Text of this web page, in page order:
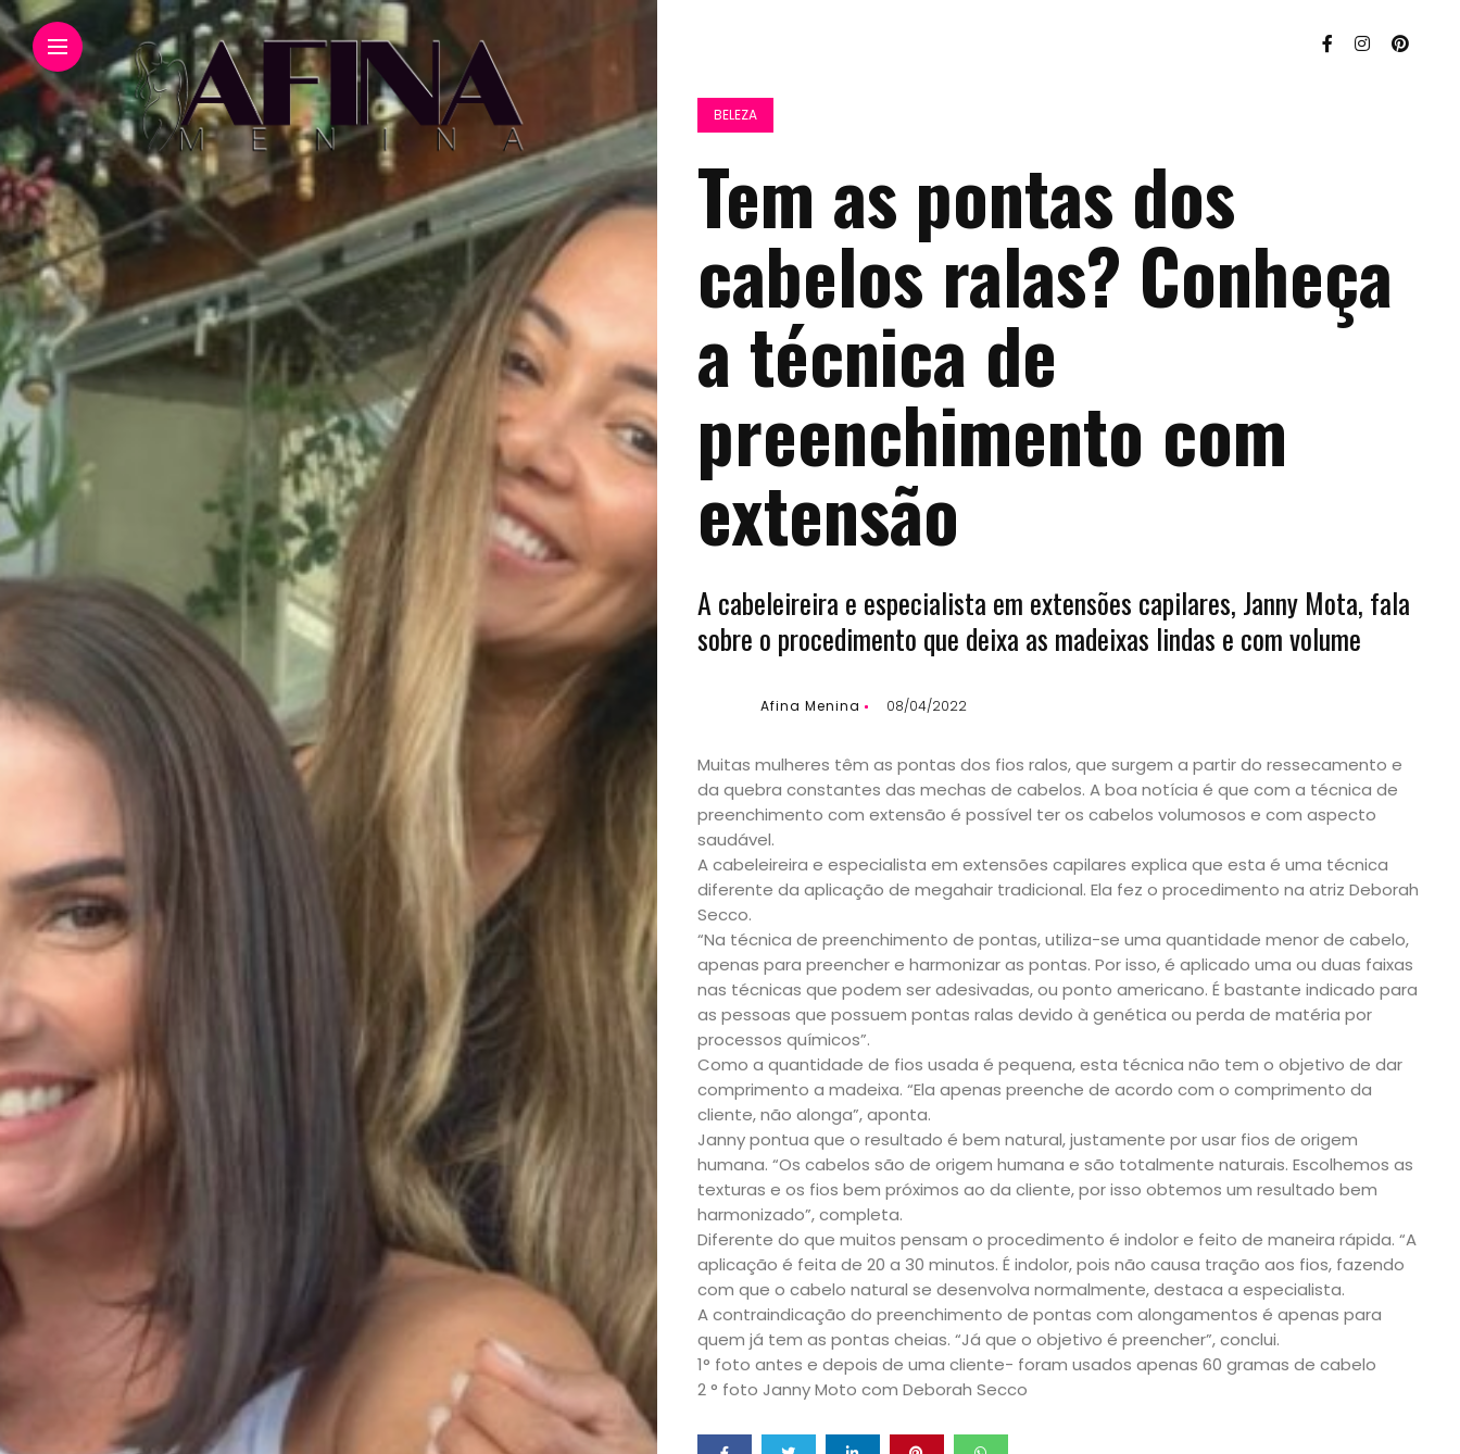
Início
Academia
Beleza
Bora
lá!
Casa
e
Decoração
Exclusiva
Homem
Mães
BELEZA
Tem as pontas dos
cabelos ralas? Conheça
a técnica de
preenchimento com
extensão
A cabeleireira e especialista em extensões capilares, Janny Mota, fala
sobre o procedimento que deixa as madeixas lindas e com volume
Afina Menina 08/04/2022
Muitas mulheres têm as pontas dos fios ralos, que surgem a partir do ressecamento e
da quebra constantes das mechas de cabelos. A boa notícia é que com a técnica de
preenchimento com extensão é possível ter os cabelos volumosos e com aspecto
saudável.
A cabeleireira e especialista em extensões capilares explica que esta é uma técnica
diferente da aplicação de megahair tradicional. Ela fez o procedimento na atriz Deborah
Secco.
“Na técnica de preenchimento de pontas, utiliza-se uma quantidade menor de cabelo,
apenas para preencher e harmonizar as pontas. Por isso, é aplicado uma ou duas faixas
nas técnicas que podem ser adesivadas, ou ponto americano. É bastante indicado para
as pessoas que possuem pontas ralas devido à genética ou perda de matéria por
processos químicos”.
Como a quantidade de fios usada é pequena, esta técnica não tem o objetivo de dar
comprimento a madeixa. “Ela apenas preenche de acordo com o comprimento da
cliente, não alonga”, aponta.
Janny pontua que o resultado é bem natural, justamente por usar fios de origem
humana. “Os cabelos são de origem humana e são totalmente naturais. Escolhemos as
texturas e os fios bem próximos ao da cliente, por isso obtemos um resultado bem
harmonizado”, completa.
Diferente do que muitos pensam o procedimento é indolor e feito de maneira rápida. “A
aplicação é feita de 20 a 30 minutos. É indolor, pois não causa tração aos fios, fazendo
com que o cabelo natural se desenvolva normalmente, destaca a especialista.
A contraindicação do preenchimento de pontas com alongamentos é apenas para
quem já tem as pontas cheias. “Já que o objetivo é preencher”, conclui.
1° foto antes e depois de uma cliente- foram usados apenas 60 gramas de cabelo
2 ° foto Janny Moto com Deborah Secco